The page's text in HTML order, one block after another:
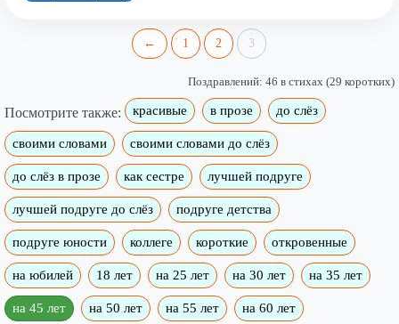
← 1 2 3
Поздравлений: 46 в стихах (29 коротких)
Посмотрите также: красивые в прозе до слёз
своими словами своими словами до слёз
до слёз в прозе как сестре лучшей подруге
лучшей подруге до слёз подруге детства
подруге юности коллеге короткие откровенные
на юбилей 18 лет на 25 лет на 30 лет на 35 лет
на 45 лет на 50 лет на 55 лет на 60 лет